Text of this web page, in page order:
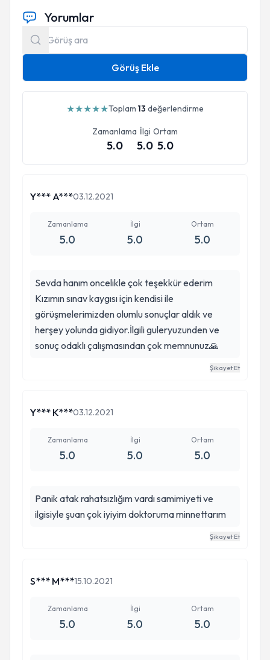
Yorumlar
Görüş Ekle
★★★★★Toplam 13 değerlendirme
Zamanlama
5.0
İlgi
5.0
Ortam
5.0
Y*** A***03.12.2021
Zamanlama
5.0
İlgi
5.0
Ortam
5.0
Sevda hanım oncelikle çok teşekkür ederim
Kızımın sınav kaygısı için kendisi ile
görüşmelerimizden olumlu sonuçlar aldık ve
herşey yolunda gidiyor.İlgili guleryuzunden ve
sonuç odaklı çalışmasından çok memnunuz🙏
Şikayet Et
Y*** K***03.12.2021
Zamanlama
5.0
İlgi
5.0
Ortam
5.0
Panik atak rahatsızlığım vardı samimiyeti ve
ilgisiyle şuan çok iyiyim doktoruma minnettarım
Şikayet Et
S*** M***15.10.2021
Zamanlama
5.0
İlgi
5.0
Ortam
5.0